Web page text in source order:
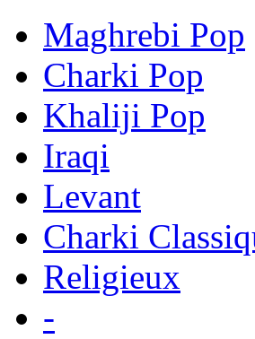
Maghrebi Pop
Charki Pop
Khaliji Pop
Iraqi
Levant
Charki
Religieux
-